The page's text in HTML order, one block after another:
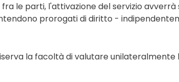
fra le parti, l'attivazione del servizio
prorogati di diritto -
la facoltà di valutare